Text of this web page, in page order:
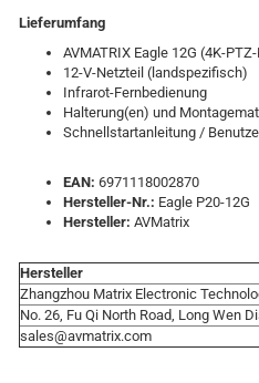
Lieferumfang
AVMATRIX Eagle 12G (4K-
12-V-Netzteil (landspezifisch)
Infrarot-Fernbedienung
Halterung(en) und
Schnellstartanleitung /
EAN: 6971118002870
Hersteller-Nr.: Eagle P20-12G
Hersteller: AVMatrix
Hersteller
Zhangzhou Matrix Electronic
No. 26, Fu Qi North Road, Long Wen
sales@avmatrix.com